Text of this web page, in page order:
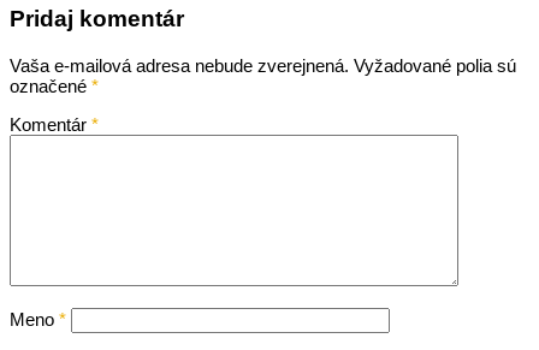
Pridaj komentár
Vaša e-mailová adresa nebude zverejnená. Vyžadované polia sú
označené *
Komentár *
Meno *